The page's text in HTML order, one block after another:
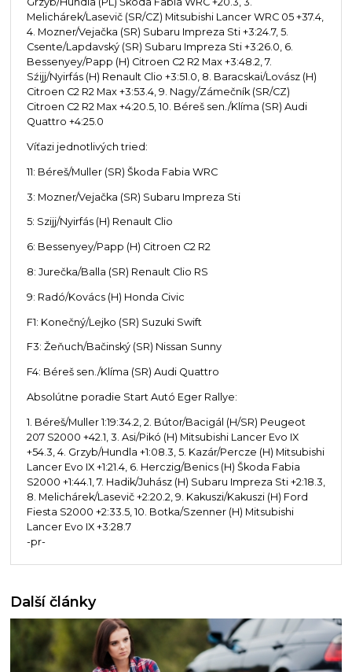
Melichárek/Lasevič (SR/CZ) Mitsubishi Lancer WRC 05 +37.4,
4. Mozner/Vejačka (SR) Subaru Impreza Sti +3:24.7, 5.
Csente/Lapdavský (SR) Subaru Impreza Sti +3:26.0, 6.
Bessenyey/Papp (H) Citroen C2 R2 Max +3:48.2, 7.
Sźijj/Nyirfás (H) Renault Clio +3:51.0, 8. Baracskai/Lovász (H)
Citroen C2 R2 Max +3:53.4, 9. Nagy/Zámečník (SR/CZ)
Citroen C2 R2 Max +4:20.5, 10. Béreš sen./Klíma (SR) Audi
Quattro +4:25.0
Víťazi jednotlivých tried:
11: Béreš/Muller (SR) Škoda Fabia WRC
3: Mozner/Vejačka (SR) Subaru Impreza Sti
5: Szijj/Nyirfás (H) Renault Clio
6: Bessenyey/Papp (H) Citroen C2 R2
8: Jurečka/Balla (SR) Renault Clio RS
9: Radó/Kovács (H) Honda Civic
F1: Konečný/Lejko (SR) Suzuki Swift
F3: Žeňuch/Bačinský (SR) Nissan Sunny
F4: Béreš sen./Klíma (SR) Audi Quattro
Absolútne poradie Start Autó Eger Rallye:
1. Béreš/Muller 1:19:34.2, 2. Bútor/Bacigál (H/SR) Peugeot
207 S2000 +42.1, 3. Asi/Pikó (H) Mitsubishi Lancer Evo IX
+54.3, 4. Grzyb/Hundla +1:08.3, 5. Kazár/Percze (H) Mitsubishi
Lancer Evo IX +1:21.4, 6. Herczig/Benics (H) Škoda Fabia
S2000 +1:44.1, 7. Hadik/Juhász (H) Subaru Impreza Sti +2:18.3,
8. Melichárek/Lasevič +2:20.2, 9. Kakuszi/Kakuszi (H) Ford
Fiesta S2000 +2:33.5, 10. Botka/Szenner (H) Mitsubishi
Lancer Evo IX +3:28.7
-pr-
Další články